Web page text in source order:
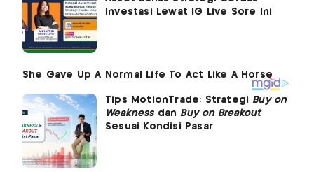
Investasi Lewat IG Live Sore Ini
Tips MotionTrade: Strategi Buy on
Weaknessdan Buy on Breakout
Sesuai Kondisi Pasar